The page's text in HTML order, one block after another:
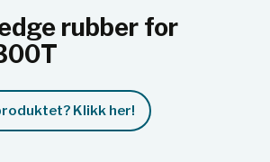
rubber for
Klikk her!